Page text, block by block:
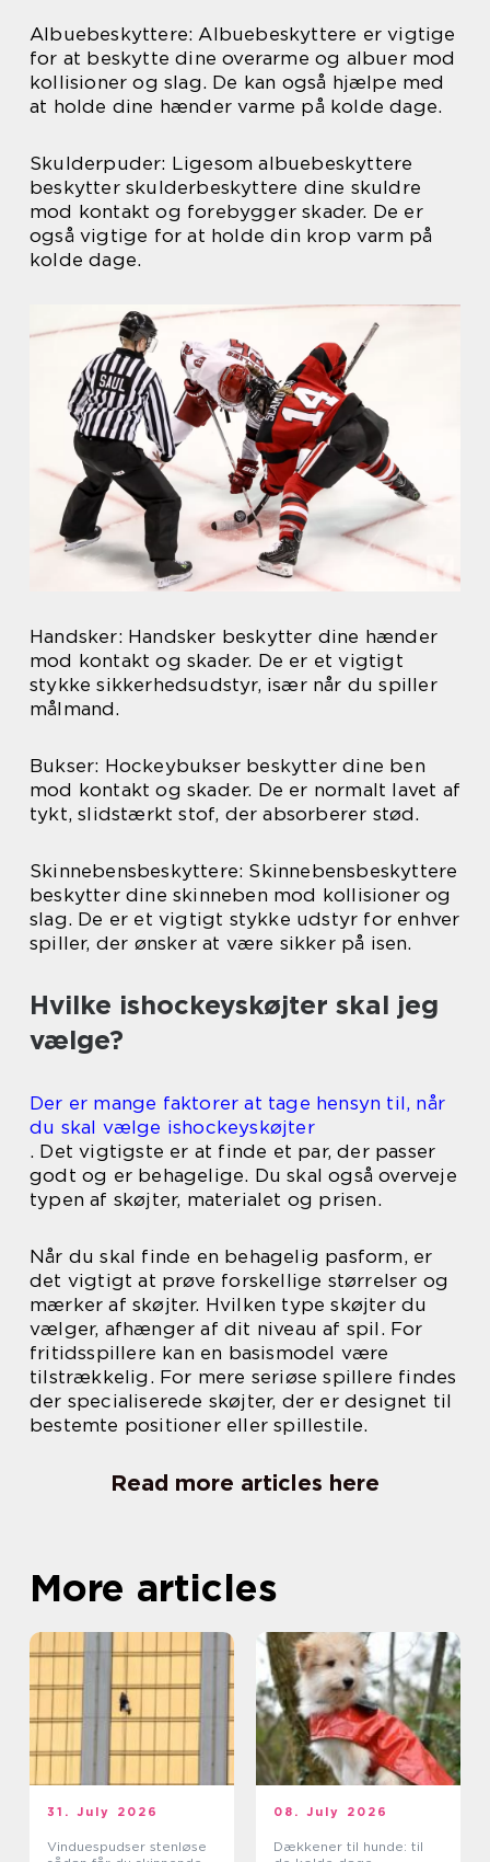
Albuebeskyttere: Albuebeskyttere er vigtige
for at beskytte dine overarme og albuer mod
kollisioner og slag. De kan også hjælpe med
at holde dine hænder varme på kolde dage.
Skulderpuder: Ligesom albuebeskyttere
beskytter skulderbeskyttere dine skuldre
mod kontakt og forebygger skader. De er
også vigtige for at holde din krop varm på
kolde dage.
Handsker: Handsker beskytter dine hænder
mod kontakt og skader. De er et vigtigt
stykke sikkerhedsudstyr, især når du spiller
målmand.
Bukser: Hockeybukser beskytter dine ben
mod kontakt og skader. De er normalt lavet af
tykt, slidstærkt stof, der absorberer stød.
Skinnebensbeskyttere: Skinnebensbeskyttere
beskytter dine skinneben mod kollisioner og
slag. De er et vigtigt stykke udstyr for enhver
spiller, der ønsker at være sikker på isen.
Hvilke ishockeyskøjter skal jeg
vælge?
Der er mange faktorer at tage hensyn til, når
du skal vælge ishockeyskøjter
. Det vigtigste er at finde et par, der passer
godt og er behagelige. Du skal også overveje
typen af skøjter, materialet og prisen.
Når du skal finde en behagelig pasform, er
det vigtigt at prøve forskellige størrelser og
mærker af skøjter. Hvilken type skøjter du
vælger, afhænger af dit niveau af spil. For
fritidsspillere kan en basismodel være
tilstrækkelig. For mere seriøse spillere findes
der specialiserede skøjter, der er designet til
bestemte positioner eller spillestile.
Read more articles here
More articles
31. July 2026
Vinduespudser stenløse
08. July 2026
Dækkener til hunde: til